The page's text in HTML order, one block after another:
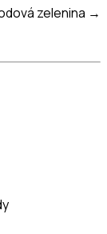
zelenina →